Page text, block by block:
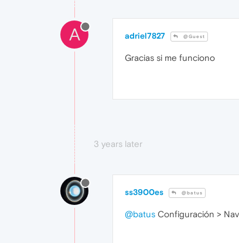
A adriel7827 @Guest
Gracias si me funciono
3 years later
ss3900es @batus
@batus Configuración >